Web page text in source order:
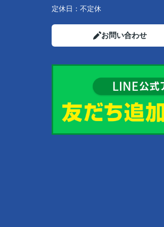
定休日： 不定休
お問い合わせ